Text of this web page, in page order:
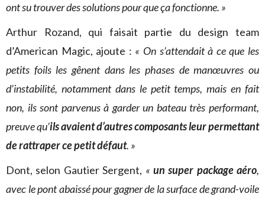
ont su trouver des solutions pour que ça fonctionne. »
Arthur Rozand, qui faisait partie du design team
d’American Magic, ajoute : « On s’attendait à ce que les
petits foils les gênent dans les phases de manœuvres ou
d’instabilité, notamment dans le petit temps, mais en fait
non, ils sont parvenus à garder un bateau très performant,
preuve qu’ils avaient d’autres composants leur permettant
de rattraper ce petit défaut. »
Dont, selon Gautier Sergent, « un super package aéro,
avec le pont abaissé pour gagner de la surface de grand-voile